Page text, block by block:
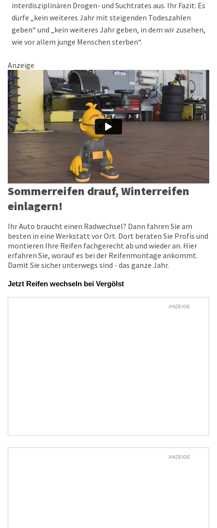
interdisziplinären Drogen- und Suchtrates aus. Ihr Fazit: Es
dürfe „kein weiteres Jahr mit steigenden Todeszahlen
geben“ und „kein weiteres Jahr geben, in dem wir zusehen,
wie vor allem junge Menschen sterben“.
Anzeige
Sommerreifen drauf, Winterreifen
einlagern!
Ihr Auto braucht einen Radwechsel? Dann fahren Sie am
besten in eine Werkstatt vor Ort. Dort beraten Sie Profis und
montieren Ihre Reifen fachgerecht ab und wieder an. Hier
erfahren Sie, worauf es bei der Reifenmontage ankommt.
Damit Sie sicher unterwegs sind - das ganze Jahr.
Jetzt Reifen wechseln bei Vergölst
ANZEIGE
ANZEIGE